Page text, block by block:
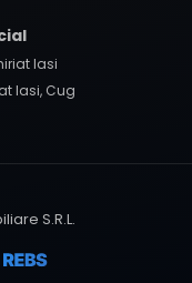
Iasi
Iasi, Cug
S.R.L.